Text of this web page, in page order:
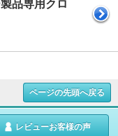
品専用クロ
ページの先頭へ戻る
レビューお客様の声